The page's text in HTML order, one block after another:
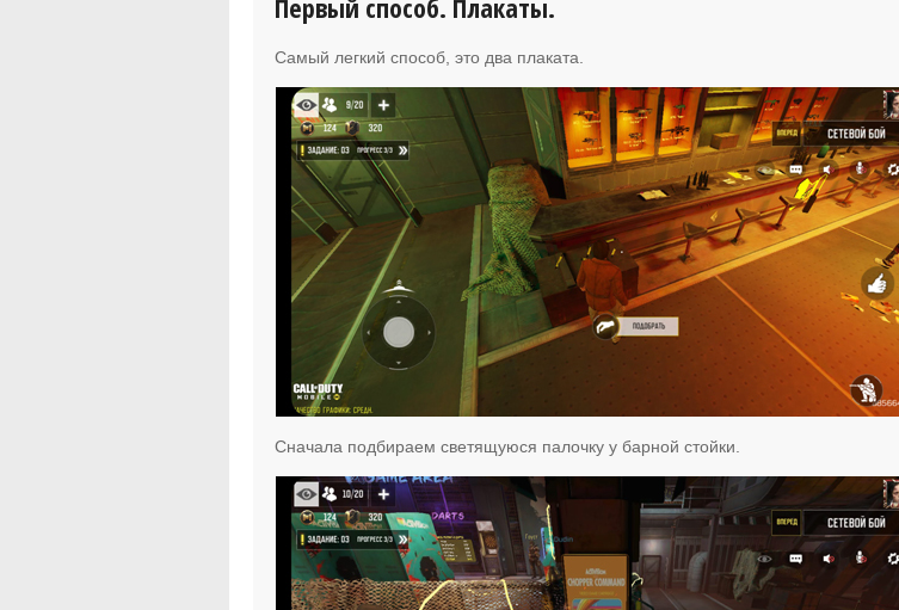
Самый легкий способ, это два плаката.
Сначала подбираем светящуюся палочку у барной стойки.